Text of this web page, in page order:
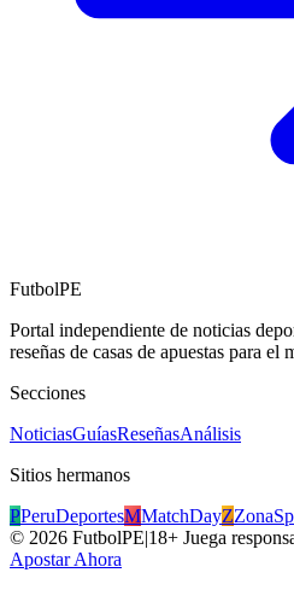
FutbolPE
Portal independiente de noticias
reseñas de casas de apuestas para el
Secciones
NoticiasGuíasReseñasAnálisis
Sitios hermanos
PPeruDeportesMMatchDayZ
© 2026 FutbolPE|18+ Juega
Apostar Ahora